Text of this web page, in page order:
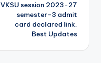
VKSU session 2023-27
semester-3 admit
card declared link.
Best Updates